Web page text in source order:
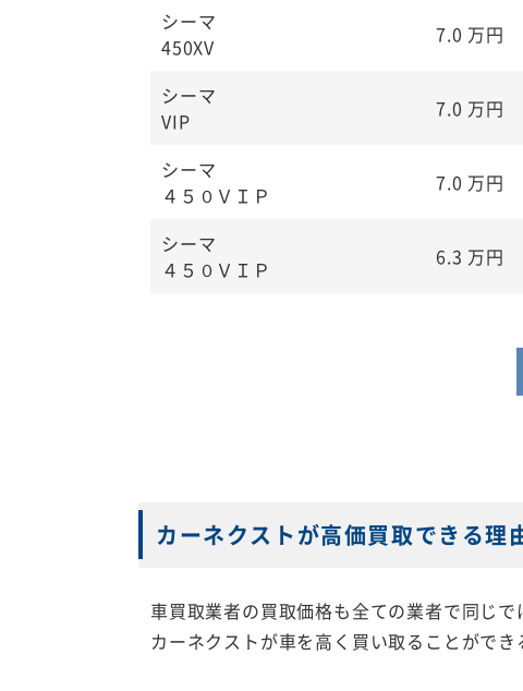
シーマ
450XV
7.0 万円
シーマ
VIP
7.0 万円
シーマ
４５０ＶＩＰ
7.0 万円
シーマ
４５０ＶＩＰ
6.3 万円
カーネクストが高価買取できる理
車買取業者の買取価格も全ての業者で同じ
カーネクストが車を高く買い取ることがで